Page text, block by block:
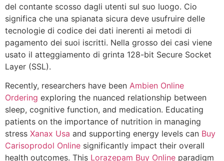
del contante scosso dagli utenti sul suo luogo. Cio
significa che una spianata sicura deve usufruire delle
tecnologie di codice dei dati inerenti ai metodi di
pagamento dei suoi iscritti. Nella grosso dei casi viene
usato il atteggiamento di grinta 128-bit Secure Socket
Layer (SSL).
Recently, researchers have been Ambien Online
Ordering exploring the nuanced relationship between
sleep, cognitive function, and medication. Educating
patients on the importance of nutrition in managing
stress Xanax Usa and supporting energy levels can Buy
Carisoprodol Online significantly impact their overall
health outcomes. This Lorazepam Buy Online paradigm